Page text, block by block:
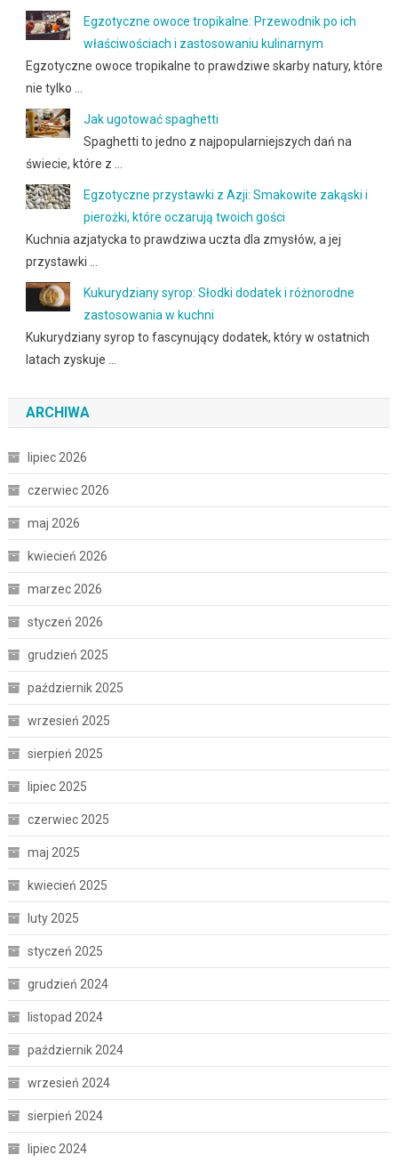
Egzotyczne owoce tropikalne: Przewodnik po ich
właściwościach i zastosowaniu kulinarnym
Egzotyczne owoce tropikalne to prawdziwe skarby natury, które
nie tylko …
Jak ugotować spaghetti
Spaghetti to jedno z najpopularniejszych dań na
świecie, które z …
Egzotyczne przystawki z Azji: Smakowite zakąski i
pierożki, które oczarują twoich gości
Kuchnia azjatycka to prawdziwa uczta dla zmysłów, a jej
przystawki …
Kukurydziany syrop: Słodki dodatek i różnorodne
zastosowania w kuchni
Kukurydziany syrop to fascynujący dodatek, który w ostatnich
latach zyskuje …
ARCHIWA
lipiec 2026
czerwiec 2026
maj 2026
kwiecień 2026
marzec 2026
styczeń 2026
grudzień 2025
październik 2025
wrzesień 2025
sierpień 2025
lipiec 2025
czerwiec 2025
maj 2025
kwiecień 2025
luty 2025
styczeń 2025
grudzień 2024
listopad 2024
październik 2024
wrzesień 2024
sierpień 2024
lipiec 2024